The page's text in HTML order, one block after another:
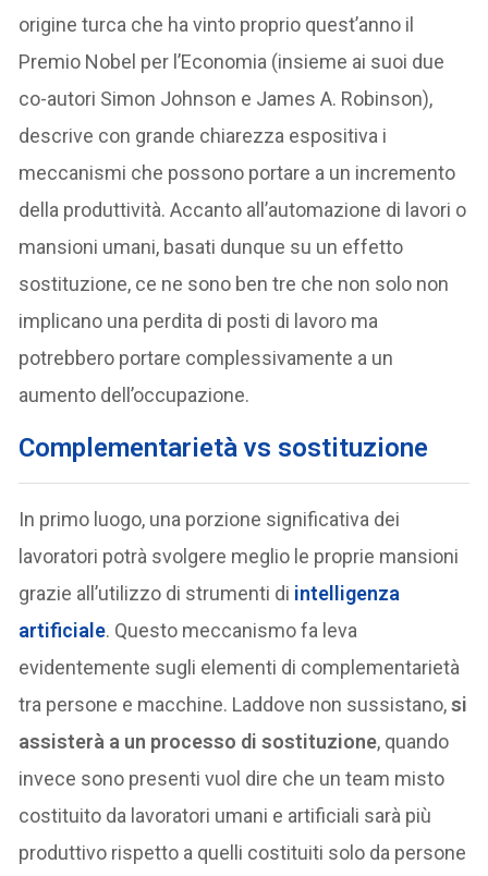
origine turca che ha vinto proprio quest’anno il
Premio Nobel per l’Economia (insieme ai suoi due
co-autori Simon Johnson e James A. Robinson),
descrive con grande chiarezza espositiva i
meccanismi che possono portare a un incremento
della produttività. Accanto all’automazione di lavori o
mansioni umani, basati dunque su un effetto
sostituzione, ce ne sono ben tre che non solo non
implicano una perdita di posti di lavoro ma
potrebbero portare complessivamente a un
aumento dell’occupazione.
Complementarietà vs sostituzione
In primo luogo, una porzione significativa dei
lavoratori potrà svolgere meglio le proprie mansioni
grazie all’utilizzo di strumenti di intelligenza
artificiale. Questo meccanismo fa leva
evidentemente sugli elementi di complementarietà
tra persone e macchine. Laddove non sussistano,si
assisterà a un processo di sostituzione, quando
invece sono presenti vuol dire che un team misto
costituito da lavoratori umani e artificiali sarà più
produttivo rispetto a quelli costituiti solo da persone